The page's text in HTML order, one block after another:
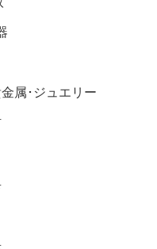
属･ジュエリー